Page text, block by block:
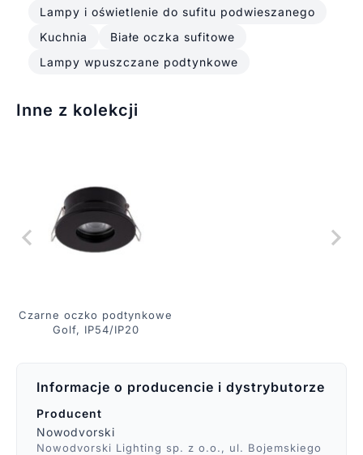
Lampy i oświetlenie do sufitu podwieszanego
Kuchnia
Białe oczka sufitowe
Lampy wpuszczane podtynkowe
Inne z kolekcji
Czarne oczko podtynkowe
Golf, IP54/IP20
Informacje o producencie i dystrybutorze
Producent
Nowodvorski
Nowodvorski Lighting sp. z o.o., ul. Bojemskiego